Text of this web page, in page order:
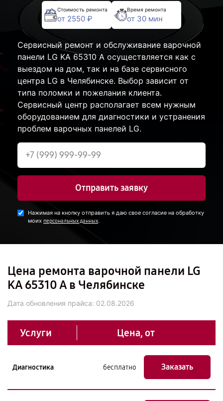
Стоимость ремонта
от 2550 ₽
Время ремонта
от 30 мин
Сервисный ремонт и обслуживание варочной
панели LG KA 65310 A осуществляется как с
выездом на дом, так и на базе сервисного
центра LG в Челябинске. Выбор зависит от
типа поломки и пожелания клиента.
Сервисный центр располагает всем нужным
оборудованием для диагностики и устранения
проблем варочных панелей LG.
Отправить заявку
Нажимая на кнопку отправить я даю свое согласие на обработку
моих персональных данных.
Цена ремонта варочной панели LG
KA 65310 A в Челябинске
Дата обновления прайса: 02.08.2026
Услуги Цена, от
Диагностика бесплатно Заказать